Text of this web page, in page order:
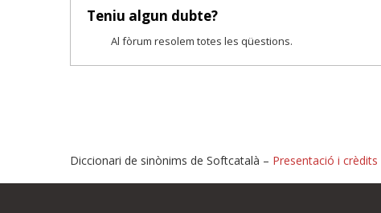
Teniu algun dubte?
Al fòrum resolem totes les qüestions.
Diccionari de sinònims de Softcatalà – Presentació i crèdits